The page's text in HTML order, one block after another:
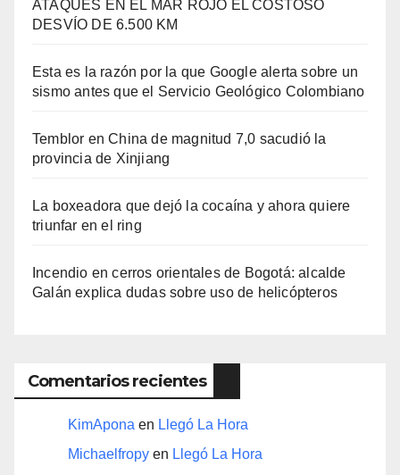
ATAQUES EN EL MAR ROJO EL COSTOSO
DESVÍO DE 6.500 KM
Esta es la razón por la que Google alerta sobre un
sismo antes que el Servicio Geológico Colombiano
Temblor en China de magnitud 7,0 sacudió la
provincia de Xinjiang
La boxeadora que dejó la cocaína y ahora quiere
triunfar en el ring​
Incendio en cerros orientales de Bogotá: alcalde
Galán explica dudas sobre uso de helicópteros
Comentarios recientes
KimApona en Llegó La Hora
Michaelfropy en Llegó La Hora